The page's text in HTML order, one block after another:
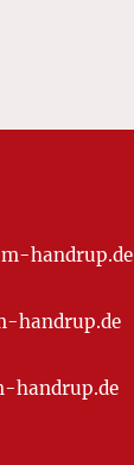
handrup.de
handrup.de
handrup.de